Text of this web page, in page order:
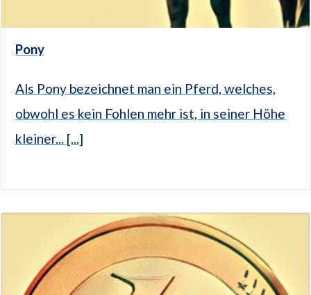
Pony
Als Pony bezeichnet man ein Pferd, welches,
obwohl es kein Fohlen mehr ist, in seiner Höhe
kleiner... [...]